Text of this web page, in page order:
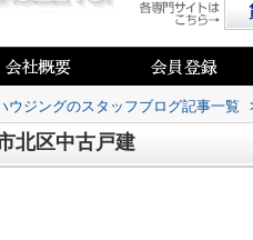
ウジングのスタッフブログ記事一覧
北区中古戸建